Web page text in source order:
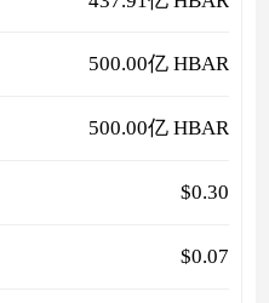
500.00亿 HBAR
500.00亿 HBAR
$0.30
$0.07